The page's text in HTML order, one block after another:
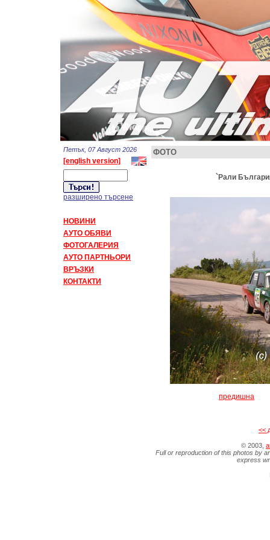
Петък, 07 Август 2026
[english version]
разширено търсене
НОВИНИ
АУТО ОБЯВИ
ФОТОГАЛЕРИЯ
АУТО ПАРТНЬОРИ
ВРЪЗКИ
КОНТАКТИ
ФОТО
`Рали
предишна
<<
© 2003,
Full or reproduction of this photos by
express